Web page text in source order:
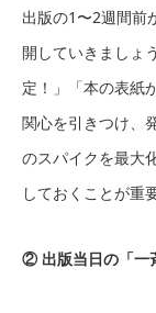
出版の1〜2週間前
開していきましょ
定！」「本の表紙
関心を引きつけ、
のスパイクを最大
しておくことが重
② 出版当日の「一